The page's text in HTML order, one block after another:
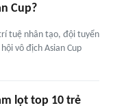
Cup?
tuệ nhân tạo, đội tuyển
vô địch Asian Cup
lọt top 10 trẻ